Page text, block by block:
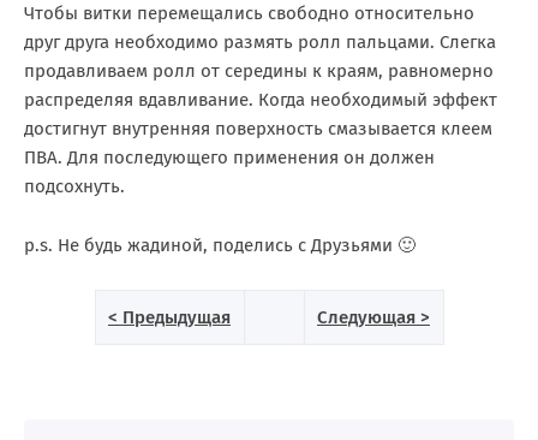
Чтобы витки перемещались свободно относительно
друг друга необходимо размять ролл пальцами. Слегка
продавливаем ролл от середины к краям, равномерно
распределяя вдавливание. Когда необходимый эффект
достигнут внутренняя поверхность смазывается клеем
ПВА. Для последующего применения он должен
подсохнуть.
p.s. Не будь жадиной, поделись с Друзьями 🙂
< Предыдущая Следующая >